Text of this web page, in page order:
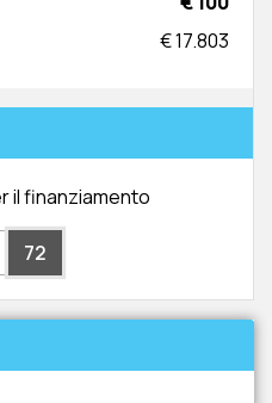
€ 17.803
il finanziamento
72